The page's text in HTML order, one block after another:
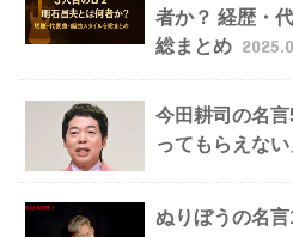
者か？ 経歴・
総まとめ
今田耕司の名
ってもらえない
ぬりぼうの名